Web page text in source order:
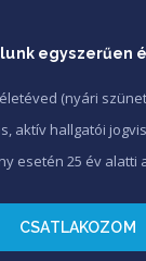
egyszerűen
(nyári
aktív hallgatói
esetén 25 év alatti
CSATLAKOZOM